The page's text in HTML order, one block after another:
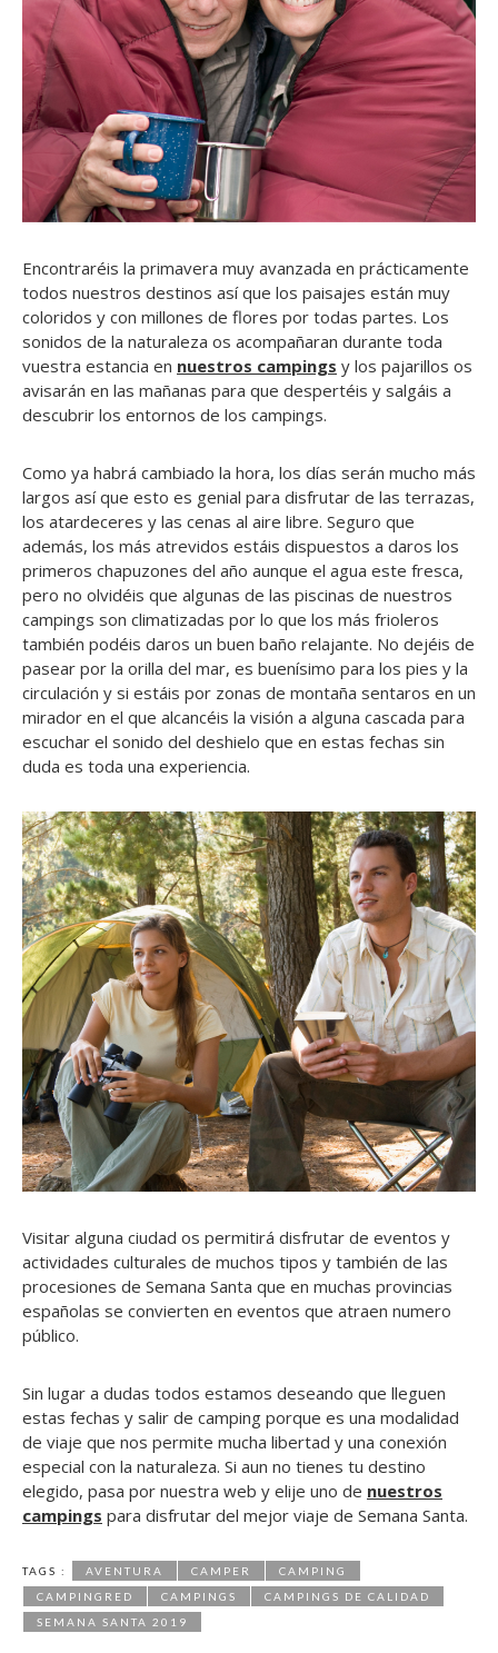
Encontraréis la primavera muy avanzada en prácticamente
todos nuestros destinos así que los paisajes están muy
coloridos y con millones de flores por todas partes. Los
sonidos de la naturaleza os acompañaran durante toda
vuestra estancia en nuestros campings y los pajarillos os
avisarán en las mañanas para que despertéis y salgáis a
descubrir los entornos de los campings.
Como ya habrá cambiado la hora, los días serán mucho más
largos así que esto es genial para disfrutar de las terrazas,
los atardeceres y las cenas al aire libre. Seguro que
además, los más atrevidos estáis dispuestos a daros los
primeros chapuzones del año aunque el agua este fresca,
pero no olvidéis que algunas de las piscinas de nuestros
campings son climatizadas por lo que los más frioleros
también podéis daros un buen baño relajante. No dejéis de
pasear por la orilla del mar, es buenísimo para los pies y la
circulación y si estáis por zonas de montaña sentaros en un
mirador en el que alcancéis la visión a alguna cascada para
escuchar el sonido del deshielo que en estas fechas sin
duda es toda una experiencia.
Visitar alguna ciudad os permitirá disfrutar de eventos y
actividades culturales de muchos tipos y también de las
procesiones de Semana Santa que en muchas provincias
españolas se convierten en eventos que atraen numero
público.
Sin lugar a dudas todos estamos deseando que lleguen
estas fechas y salir de camping porque es una modalidad
de viaje que nos permite mucha libertad y una conexión
especial con la naturaleza. Si aun no tienes tu destino
elegido, pasa por nuestra web y elije uno de nuestros
campings para disfrutar del mejor viaje de Semana Santa.
TAGS : AVENTURA CAMPER
CAMPING
CAMPINGRED
CAMPINGS
CAMPINGS DE CALIDAD
SEMANA SANTA 2019